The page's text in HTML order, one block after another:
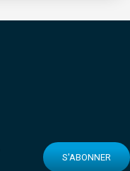
S'ABONNER